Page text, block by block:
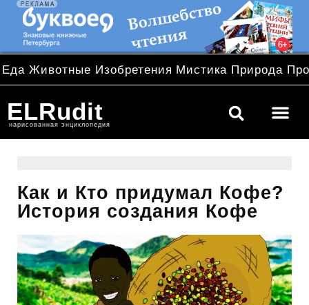
Еда Животные Изобретения Мистика Природа
ELRudit
нарисованная энциклопедия
Как и Кто придумал Кофе?
История создания Кофе